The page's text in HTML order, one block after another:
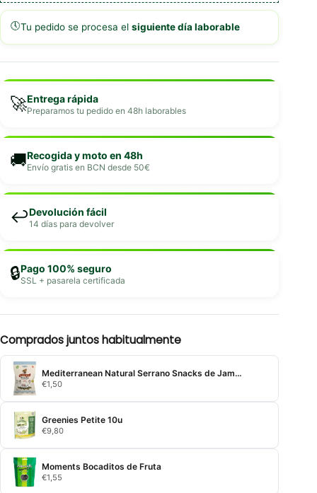
🕔Tu pedido se procesa el siguiente día laborable
🚀Entrega rápida
Preparamos tu pedido en 48h laborables
🚚Recogida y moto en 48h
Envío gratis en BCN desde 50€
↩️Devolución fácil
14 días para devolver
🔒Pago 100% seguro
SSL + pasarela certificada
Comprados juntos habitualmente
Mediterranean Natural Serrano Snacks de Jamon y Pollo para Cachorros
€1,50
Greenies Petite 10u
€9,80
Moments Bocaditos de Fruta
€1,55